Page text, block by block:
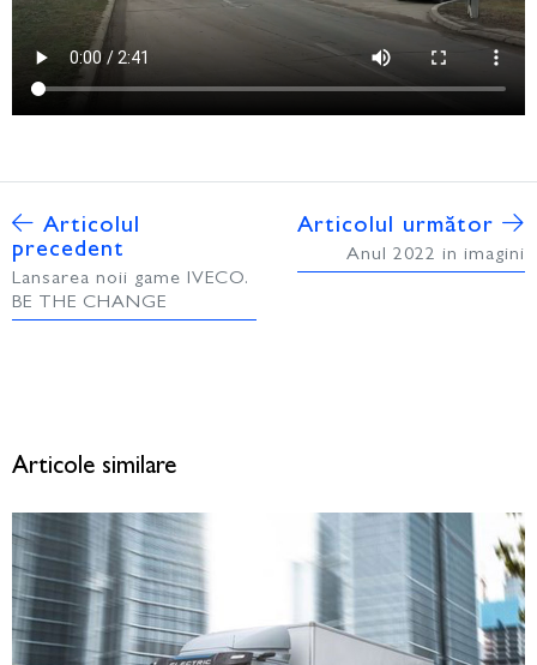
Articolul
precedent
Lansarea noii game IVECO.
BE THE CHANGE
Articolul următor
Anul 2022 in imagini
Articole similare